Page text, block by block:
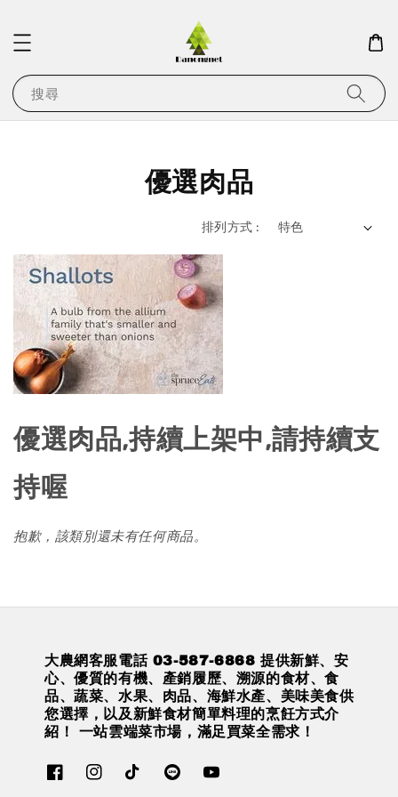
搜尋
優選肉品
排列方式 :
優選肉品,持續上架中,請持續支
持喔
抱歉，該類別還未有任何商品。
大農網客服電話 03-587-6868 提供新鮮、安
心、優質的有機、產銷履歷、溯源的食材、食
品、蔬菜、水果、肉品、海鮮水產、美味美食供
您選擇，以及新鮮食材簡單料理的烹飪方式介
紹！ 一站雲端菜市場，滿足買菜全需求！